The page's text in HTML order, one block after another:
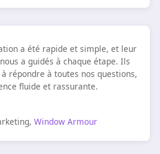
a été rapide et simple, et leur
a guidés à chaque étape. Ils
répondre à toutes nos questions,
fluide et rassurante.
Window Armour